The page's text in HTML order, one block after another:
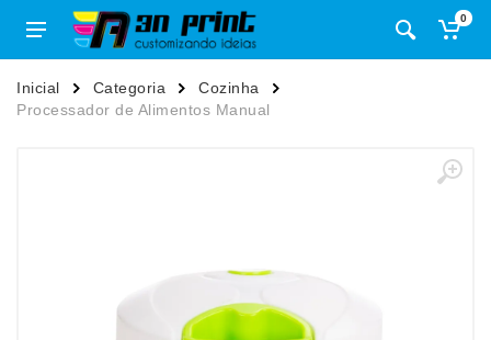
0
Inicial Categoria
Cozinha
Processador de Alimentos Manual